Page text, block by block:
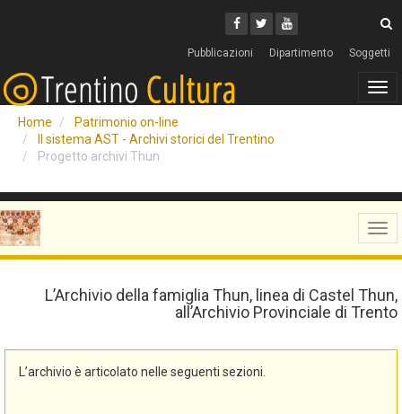
Facebook
Twitter
Youtube
Pubblicazioni Dipartimento Soggetti
Home
Patrimonio on-line
Il sistema AST - Archivi storici del Trentino
Progetto archivi Thun
L’Archivio della famiglia Thun, linea di Castel Thun,
all’Archivio Provinciale di Trento
L’archivio è articolato nelle seguenti sezioni.